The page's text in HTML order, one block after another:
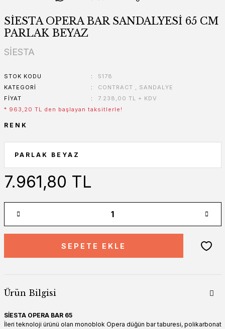
SİESTA OPERA BAR SANDALYESİ 65 CM
PARLAK BEYAZ
SİESTA
STOK KODU
5178
KATEGORI
CONTRACT , SANDALYE
FIYAT
7.238,00 TL + KDV
* 963,20 TL den başlayan taksitlerle!
RENK
7.961,80 TL
SEPETE EKLE
Ürün Bilgisi
SİESTA OPERA BAR 65
İleri teknoloji ürünü olan monoblok Opera düğün bar taburesi, polikarbonat